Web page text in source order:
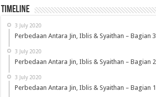
Timeline
3 July 2020
Perbedaan Antara Jin, Iblis & Syaithan – Bagian 3
3 July 2020
Perbedaan Antara Jin, Iblis & Syaithan – Bagian 2
3 July 2020
Perbedaan Antara Jin, Iblis & Syaithan – Bagian 1